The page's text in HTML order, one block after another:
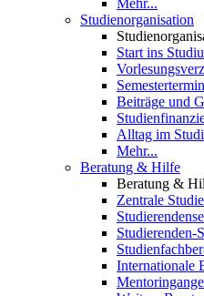
Mehr...
Studienorganisation
Start ins
Beiträge und
Alltag im
Mehr...
Beratung & Hilfe
Beratung &
Zentrale
Studierenden-
Internationale